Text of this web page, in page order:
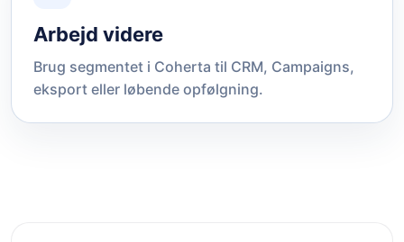
Arbejd videre
Brug segmentet i Coherta til CRM, Campaigns,
eksport eller løbende opfølgning.